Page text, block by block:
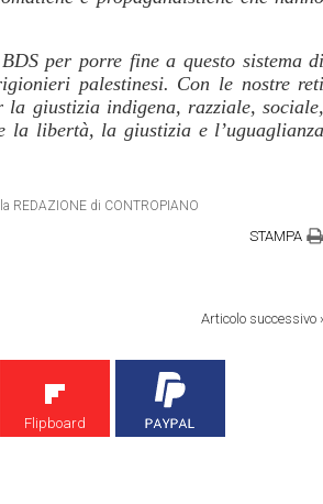
per porre fine a questo sistema di
palestinesi. Con le nostre reti
giustizia indigena, razziale, sociale,
la libertà, la giustizia e l’uguaglianza
REDAZIONE di CONTROPIANO
STAMPA
Articolo successivo ›
Flipboard